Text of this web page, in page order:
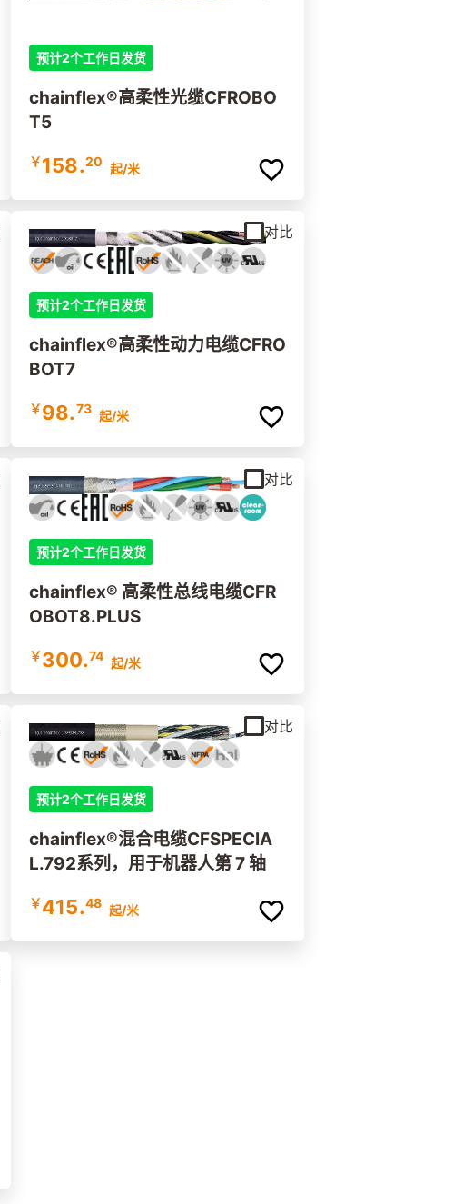
预计2个工作日发货
chainflex®高柔性光缆CFROBO
T5
￥158.20 起/米
预计2个工作日发货
chainflex®高柔性动力电缆CFRO
BOT7
￥98.73 起/米
对比
预计2个工作日发货
chainflex® 高柔性总线电缆CFR
OBOT8.PLUS
￥300.74 起/米
对比
预计2个工作日发货
chainflex®混合电缆CFSPECIA
L.792系列，用于机器人第 7 轴
￥415.48 起/米
对比